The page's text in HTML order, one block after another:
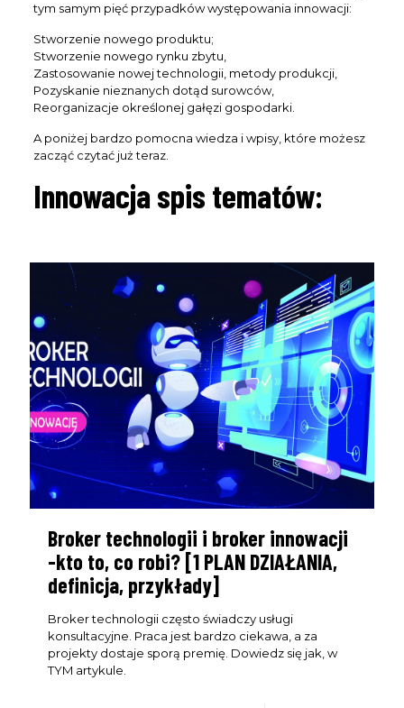
tym samym pięć przypadków występowania innowacji:
Stworzenie nowego produktu;
Stworzenie nowego rynku zbytu,
Zastosowanie nowej technologii, metody produkcji,
Pozyskanie nieznanych dotąd surowców,
Reorganizacje określonej gałęzi gospodarki.
A poniżej bardzo pomocna wiedza i wpisy, które możesz
zacząć czytać już teraz.
Innowacja spis tematów:
Broker technologii i broker innowacji
-kto to, co robi? [1 PLAN DZIAŁANIA,
definicja, przykłady]
Broker technologii często świadczy usługi
konsultacyjne. Praca jest bardzo ciekawa, a za
projekty dostaje sporą premię. Dowiedz się jak, w
TYM artykule.